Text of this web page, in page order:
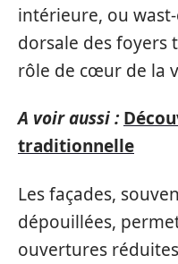
intérieure, ou
dorsale des foyers
rôle de cœur de la
A voir aussi :
traditionnelle
Les façades,
dépouillées,
ouvertures